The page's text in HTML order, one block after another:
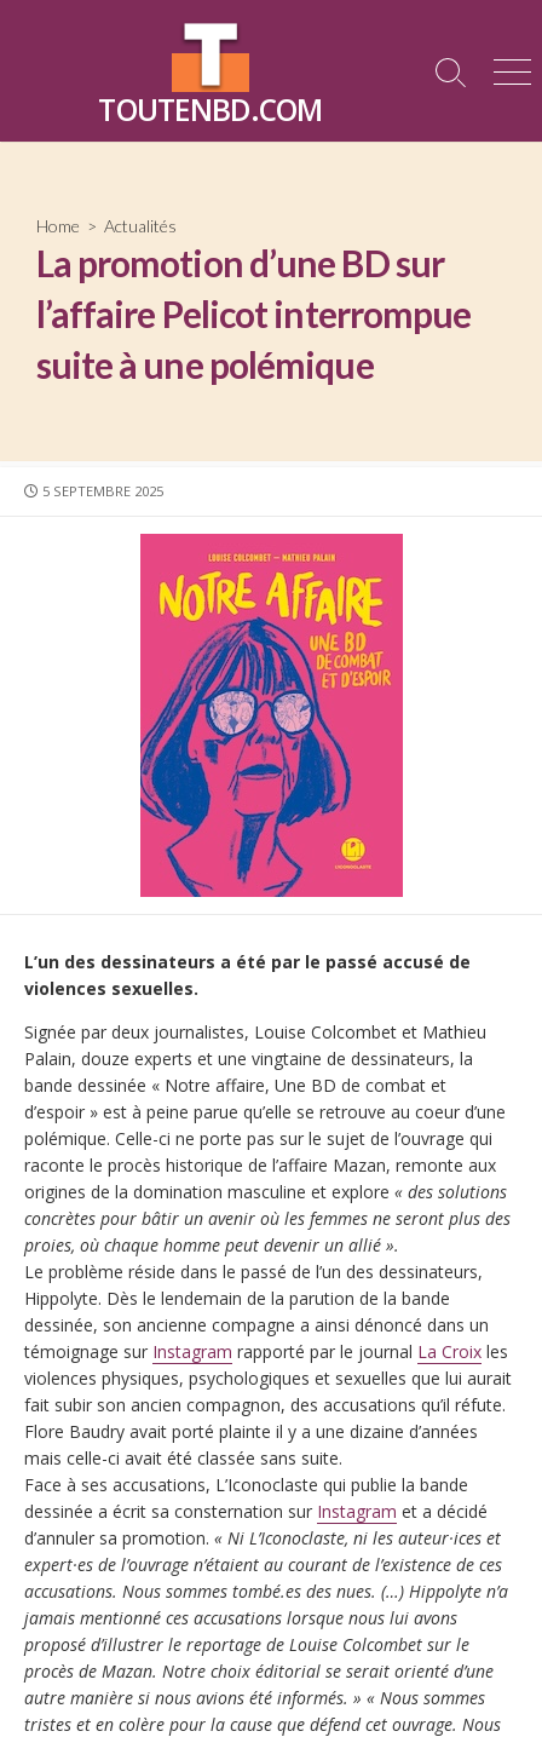
TOUTENBD.COM
Search
Home > Actualités
La promotion d’une BD sur
l’affaire Pelicot interrompue
suite à une polémique
PUBLISHED
5 SEPTEMBRE 2025
L’un des dessinateurs a été par le passé accusé de
violences sexuelles.
Signée par deux journalistes, Louise Colcombet et Mathieu
Palain, douze experts et une vingtaine de dessinateurs, la
bande dessinée « Notre affaire, Une BD de combat et
d’espoir » est à peine parue qu’elle se retrouve au coeur d’une
polémique. Celle-ci ne porte pas sur le sujet de l’ouvrage qui
raconte le procès historique de l’affaire Mazan, remonte aux
origines de la domination masculine et explore « des solutions
concrètes pour bâtir un avenir où les femmes ne seront plus des
proies, où chaque homme peut devenir un allié ».
Le problème réside dans le passé de l’un des dessinateurs,
Hippolyte. Dès le lendemain de la parution de la bande
dessinée, son ancienne compagne a ainsi dénoncé dans un
témoignage sur Instagram rapporté par le journal La Croix les
violences physiques, psychologiques et sexuelles que lui aurait
fait subir son ancien compagnon, des accusations qu’il réfute.
Flore Baudry avait porté plainte il y a une dizaine d’années
mais celle-ci avait été classée sans suite.
Face à ses accusations, L’Iconoclaste qui publie la bande
dessinée a écrit sa consternation sur Instagram et a décidé
d’annuler sa promotion. « Ni L’Iconoclaste, ni les auteur·ices et
expert·es de l’ouvrage n’étaient au courant de l’existence de ces
accusations. Nous sommes tombé.es des nues. (…) Hippolyte n’a
jamais mentionné ces accusations lorsque nous lui avons
proposé d’illustrer le reportage de Louise Colcombet sur le
procès de Mazan. Notre choix éditorial se serait orienté d’une
autre manière si nous avions été informés. » « Nous sommes
tristes et en colère pour la cause que défend cet ouvrage. Nous